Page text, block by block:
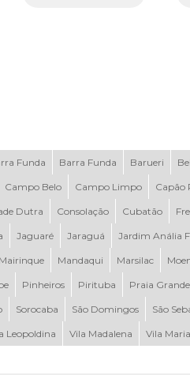
Funda Barra Funda Barueri
Campo Belo Campo Limpo Capão
Dutra Consolação Cubatão
Jaguaré Jaraguá Jardim Anália
Mairinque Mandaqui Marsilac
Pinheiros Pirituba Praia Grande
Sorocaba São Domingos São
Leopoldina Vila Madalena Vila